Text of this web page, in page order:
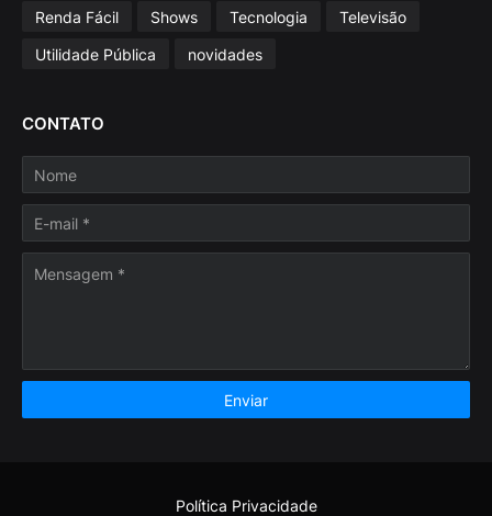
Renda Fácil
Shows Tecnologia
Televisão
Utilidade Pública
novidades
CONTATO
Política Privacidade